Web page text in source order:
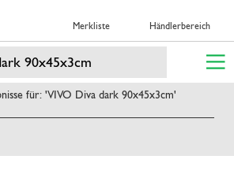
Merkliste Händlerbereich
für: 'VIVO Diva dark 90x45x3cm'